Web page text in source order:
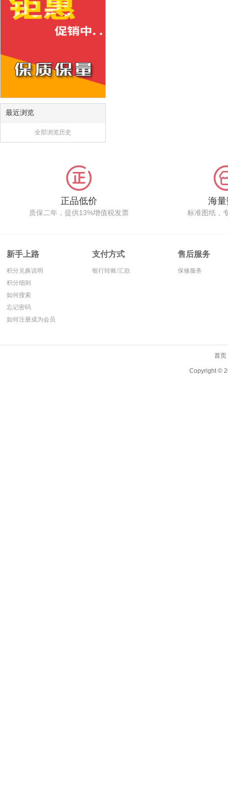
最近浏览
全部浏览历史
正品低价
质保二年，提供13%增值税发票
海
标准图纸，
新手上路
积分兑换说明
积分细则
如何搜索
忘记密码
如何注册成为会员
支付方式
银行转账/汇款
售后服务
保修服务
首页
Copyright ©